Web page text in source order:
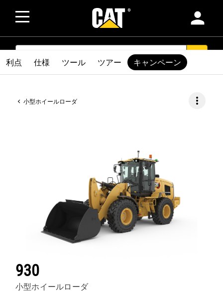
person
SEARCH
小型ホイールローダ more_vert
930
小型ホイールローダ
利点 仕様 ツール ツアー キャンペーン